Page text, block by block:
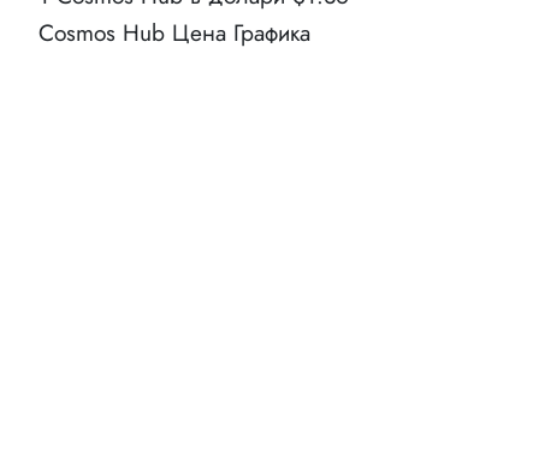
Cosmos Hub Цена Графика